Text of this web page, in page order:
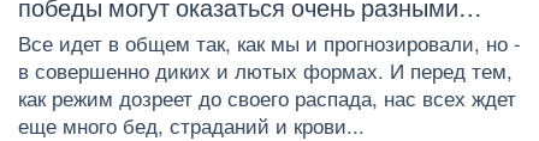
Все идет в общем так, как мы и прогнозировали, но -
в совершенно диких и лютых формах. И перед тем,
как режим дозреет до своего распада, нас всех ждет
еще много бед, страданий и крови...